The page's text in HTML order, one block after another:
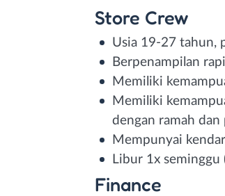
Store Crew
Usia 19-27 tahun,
Berpenampilan
Memiliki
Memiliki
dengan ramah dan
Mempunyai
Libur 1x seminggu
Finance